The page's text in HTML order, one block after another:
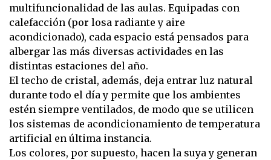
multifuncionalidad de las aulas. Equipadas con
calefacción (por losa radiante y aire
acondicionado), cada espacio está pensados para
albergar las más diversas actividades en las
distintas estaciones del año.
El techo de cristal, además, deja entrar luz natural
durante todo el día y permite que los ambientes
estén siempre ventilados, de modo que se utilicen
los sistemas de acondicionamiento de temperatura
artificial en última instancia.
Los colores, por supuesto, hacen la suya y generan